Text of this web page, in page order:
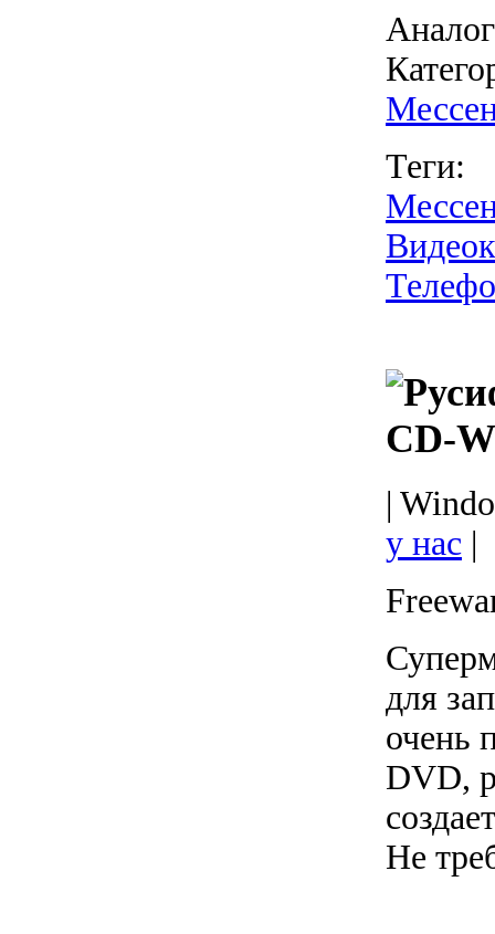
Теги:
CD-
|
у нас |
для
очень
DVD,
Не